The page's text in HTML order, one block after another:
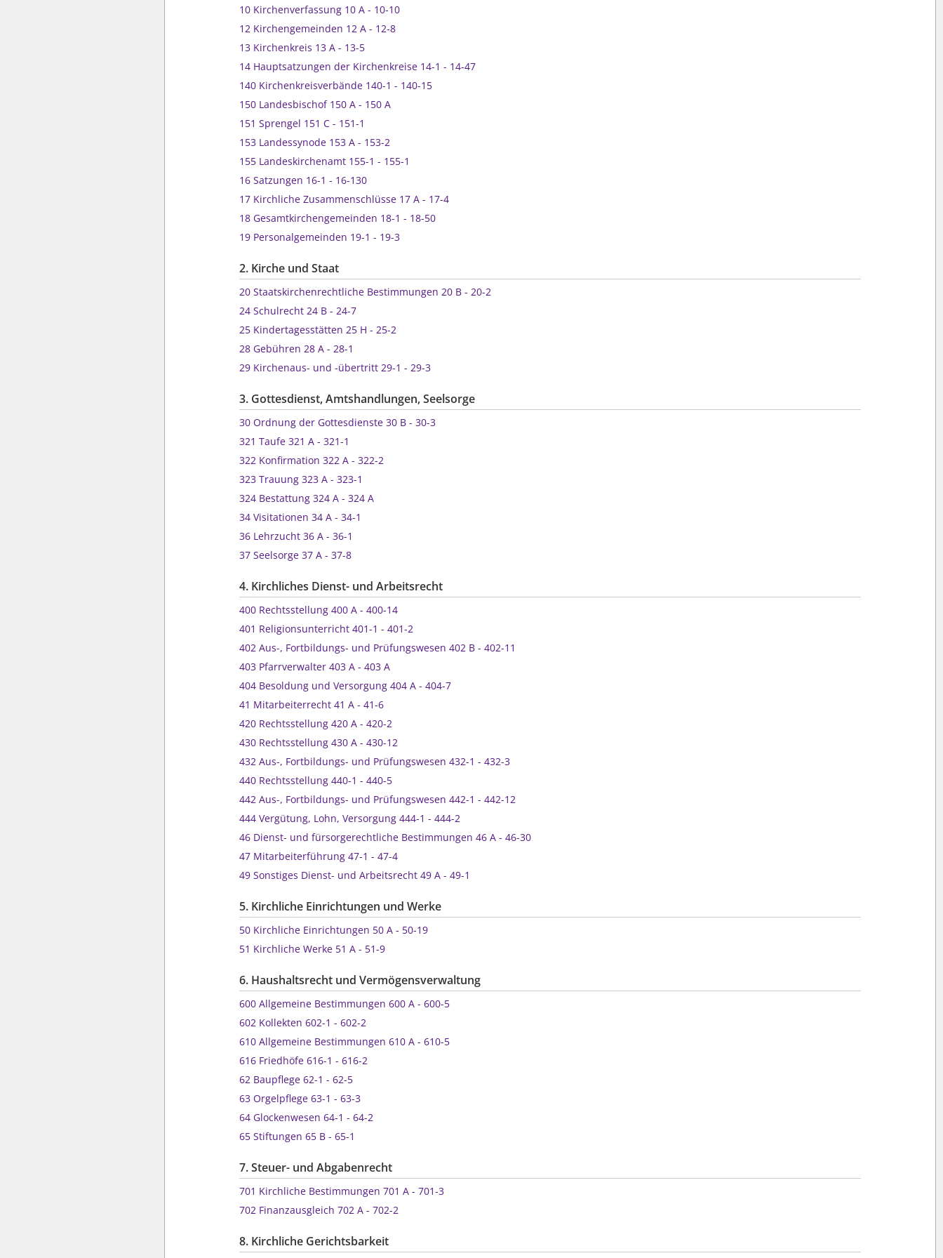
10 Kirchenverfassung 10 A - 10-10
12 Kirchengemeinden 12 A - 12-8
13 Kirchenkreis 13 A - 13-5
14 Hauptsatzungen der Kirchenkreise 14-1 - 14-47
140 Kirchenkreisverbände 140-1 - 140-15
150 Landesbischof 150 A - 150 A
151 Sprengel 151 C - 151-1
153 Landessynode 153 A - 153-2
155 Landeskirchenamt 155-1 - 155-1
16 Satzungen 16-1 - 16-130
17 Kirchliche Zusammenschlüsse 17 A - 17-4
18 Gesamtkirchengemeinden 18-1 - 18-50
19 Personalgemeinden 19-1 - 19-3
2. Kirche und Staat
20 Staatskirchenrechtliche Bestimmungen 20 B - 20-2
24 Schulrecht 24 B - 24-7
25 Kindertagesstätten 25 H - 25-2
28 Gebühren 28 A - 28-1
29 Kirchenaus- und -übertritt 29-1 - 29-3
3. Gottesdienst, Amtshandlungen, Seelsorge
30 Ordnung der Gottesdienste 30 B - 30-3
321 Taufe 321 A - 321-1
322 Konfirmation 322 A - 322-2
323 Trauung 323 A - 323-1
324 Bestattung 324 A - 324 A
34 Visitationen 34 A - 34-1
36 Lehrzucht 36 A - 36-1
37 Seelsorge 37 A - 37-8
4. Kirchliches Dienst- und Arbeitsrecht
400 Rechtsstellung 400 A - 400-14
401 Religionsunterricht 401-1 - 401-2
402 Aus-, Fortbildungs- und Prüfungswesen 402 B - 402-11
403 Pfarrverwalter 403 A - 403 A
404 Besoldung und Versorgung 404 A - 404-7
41 Mitarbeiterrecht 41 A - 41-6
420 Rechtsstellung 420 A - 420-2
430 Rechtsstellung 430 A - 430-12
432 Aus-, Fortbildungs- und Prüfungswesen 432-1 - 432-3
440 Rechtsstellung 440-1 - 440-5
442 Aus-, Fortbildungs- und Prüfungswesen 442-1 - 442-12
444 Vergütung, Lohn, Versorgung 444-1 - 444-2
46 Dienst- und fürsorgerechtliche Bestimmungen 46 A - 46-30
47 Mitarbeiterführung 47-1 - 47-4
49 Sonstiges Dienst- und Arbeitsrecht 49 A - 49-1
5. Kirchliche Einrichtungen und Werke
50 Kirchliche Einrichtungen 50 A - 50-19
51 Kirchliche Werke 51 A - 51-9
6. Haushaltsrecht und Vermögensverwaltung
600 Allgemeine Bestimmungen 600 A - 600-5
602 Kollekten 602-1 - 602-2
610 Allgemeine Bestimmungen 610 A - 610-5
616 Friedhöfe 616-1 - 616-2
62 Baupflege 62-1 - 62-5
63 Orgelpflege 63-1 - 63-3
64 Glockenwesen 64-1 - 64-2
65 Stiftungen 65 B - 65-1
7. Steuer- und Abgabenrecht
701 Kirchliche Bestimmungen 701 A - 701-3
702 Finanzausgleich 702 A - 702-2
8. Kirchliche Gerichtsbarkeit